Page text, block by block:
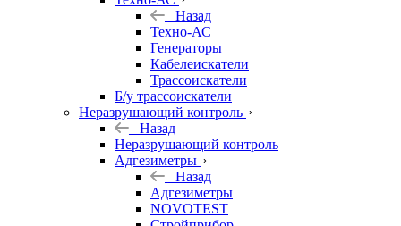
Назад
Техно-АС
Генераторы
Кабелеискатели
Трассоискатели
Б/у трассоискатели
Неразрушающий контроль
Назад
Неразрушающий контроль
Адгезиметры
Назад
Адгезиметры
NOVOTEST